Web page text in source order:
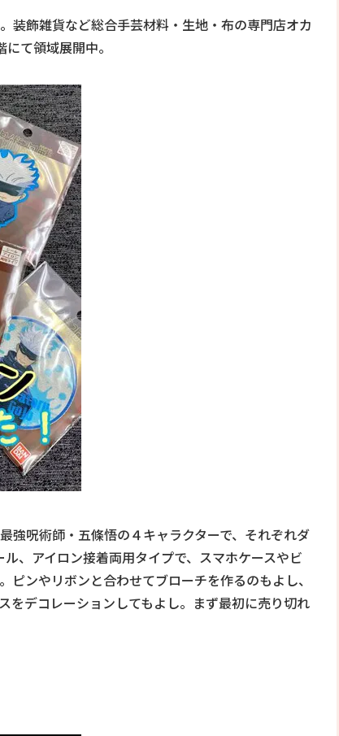
装飾雑貨など総合手芸材料・生地・布の専門店オカ
て領域展開中。
強呪術師・五條悟の４キャラクターで、それぞれダ
、アイロン接着両用タイプで、スマホケースやビ
ンやリボンと合わせてブローチを作るのもよし、
をデコレーションしてもよし。まず最初に売り切れ